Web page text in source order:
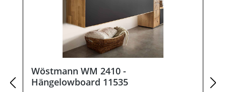
Wöstmann WM 2410 -
Hängelowboard 11535